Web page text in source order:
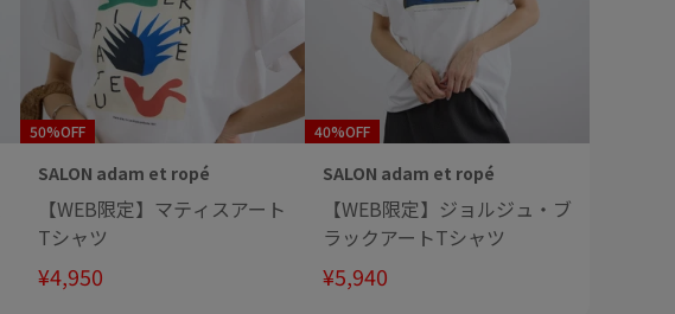
50%OFF
SALON adam et ropé
【WEB限定】マティスアート
Tシャツ
¥4,950
40%OFF
SALON adam et ropé
【WEB限定】ジョルジュ・ブ
ラックアートTシャツ
¥5,940